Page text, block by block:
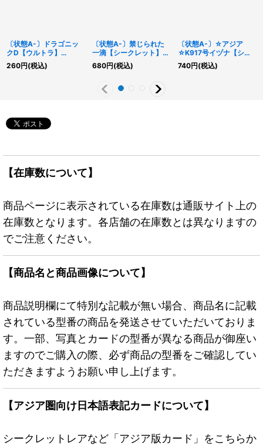
〔状態A-〕ドラゴニッ
クD【ウルトラ】
{DOOD-JPS11}《魔
法》
260円(税込)
〔状態A-〕禁じられた
一滴【シークレット】
{ROTD-JP065}《魔
法》
680円(税込)
〔状態A-〕☆アジア
☆K917号イヅナ【シー
クレット】{アジア
DBJH-JP031}《モンス
740円(税込)
【在庫数について】
商品ページに表示されている在庫数は通販サイト上の
在庫数となります。各店舗の在庫数とは異なりますの
でご注意ください。
【商品名と商品画像について】
商品説明欄にて特別な記載が無い場合、商品名に記載
されている型番の商品を発送させていただいておりま
す。一部、写真とカードの型番が異なる商品が御座い
ますのでご購入の際、必ず商品の型番をご確認してい
ただきますようお願い申し上げます。
【アジア圏向け日本語表記カードについて】
シークレットレアなど「アジア版カード」をこちらか